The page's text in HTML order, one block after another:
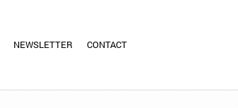
NEWSLETTER CONTACT